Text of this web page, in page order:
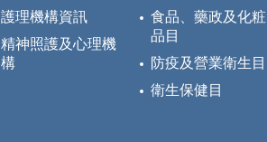
護理機構資訊
精神照護及心理機
構
食品、藥政及化粧
品目
防疫及營業衛生目
衛生保健目